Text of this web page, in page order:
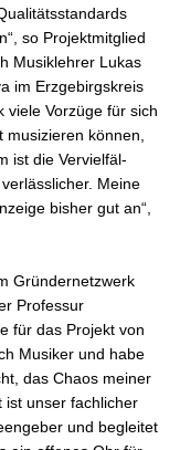
so Projektmitglied
Musiklehrer Lukas
im Erzgebirgskreis
viele Vorzüge für sich
musizieren können,
ist die Vervielfäl-
Meine
bisher gut an“,
Gründernetzwerk
Professur
für das Projekt von
Musiker und habe
das Chaos meiner
ist unser fachlicher
und begleitet